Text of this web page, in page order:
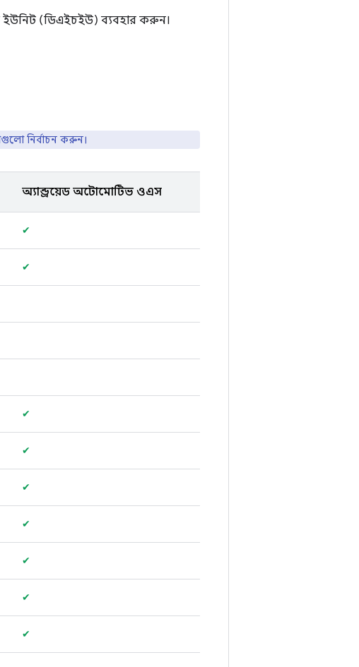
ইউনিট (ডিএইচইউ) ব্যবহার করুন।
নির্বাচন করুন।
অ্যান্ড্রয়েড অটোমোটিভ ওএস
✔
✔
✔
✔
✔
✔
✔
✔
✔